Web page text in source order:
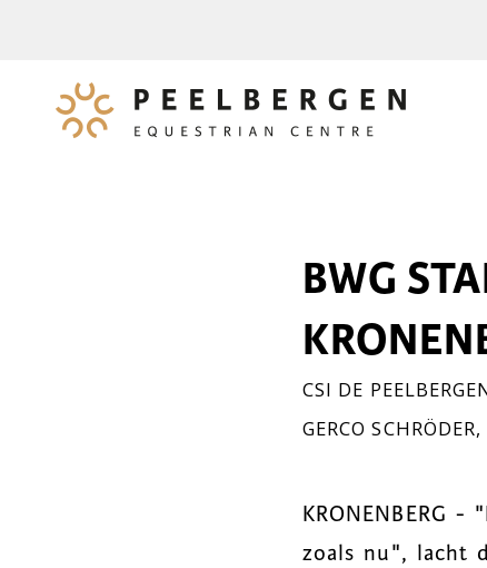
BWG
CSI DE
GERCO SCHRÖDER,
KRONENBERG
zoals nu", lacht